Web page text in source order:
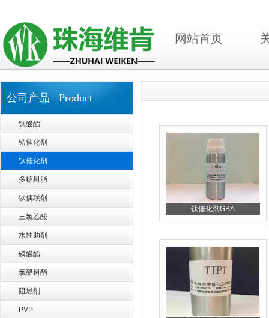
网站首页
公司产品 Product
钛酸酯
锆催化剂
钛催化剂
多糖树脂
钛偶联剂
三氯乙酸
水性助剂
磷酸酯
氯醋树酯
阻燃剂
PVP
钛催化剂GBA